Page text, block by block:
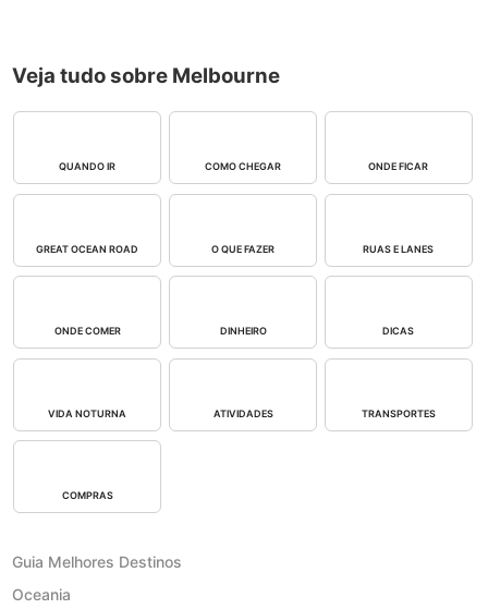
Veja tudo sobre Melbourne
QUANDO IR COMO CHEGAR ONDE FICAR
GREAT OCEAN ROAD O QUE FAZER RUAS E LANES
ONDE COMER DINHEIRO DICAS
VIDA NOTURNA ATIVIDADES TRANSPORTES
COMPRAS
Guia Melhores Destinos
Oceania